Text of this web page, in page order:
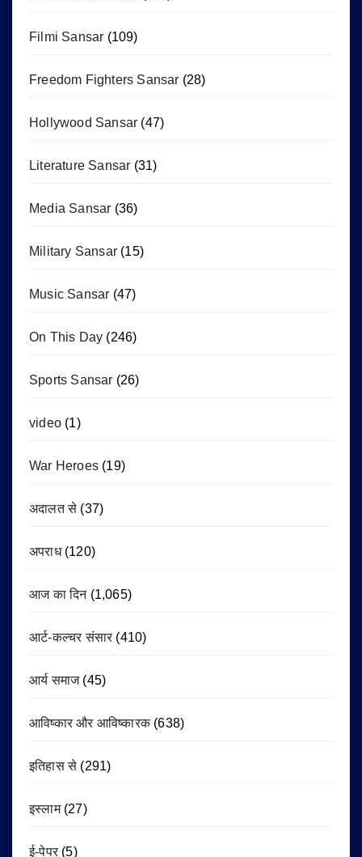
Filmi Sansar (109)
Freedom Fighters Sansar (28)
Hollywood Sansar (47)
Literature Sansar (31)
Media Sansar (36)
Military Sansar (15)
Music Sansar (47)
On This Day (246)
Sports Sansar (26)
video (1)
War Heroes (19)
अदालत से (37)
अपराध(120)
आज का दिन(1,065)
आर्ट-कल्चर संसार (410)
आर्य समाज(45)
आविष्कार और आविष्कारक(638)
इतिहास से (291)
इस्लाम(27)
ई-पेपर (5)